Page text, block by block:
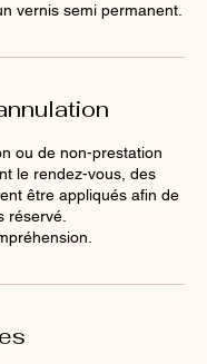
vernis semi permanent.
ou de non-prestation
le rendez-vous, des
être appliqués afin de
réservé.